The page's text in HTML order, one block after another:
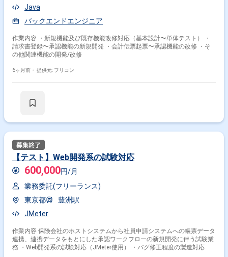
Java
バックエンドエンジニア
作業内容 ・新規機能及び既存機能改修対応（基本設計〜単体テスト） ・
請求書登録〜承認機能の新規開発 ・会計伝票起票〜承認機能の改修 ・そ
の他関連機能の開発/改修
6ヶ月前・ 提供元: フリコン
【テスト】Web開発系の試験対応
600,000円/月
業務委託(フリーランス)
東京都
豊洲駅
JMeter
作業内容 保険会社のホストシステムから社員申請システムへの帳票データ
連携、連携データをもとにした承認ワークフローの新規開発に伴う試験業
務 ・Web開発系の試験対応（JMeter使用） ・バグ修正程度の製造対応